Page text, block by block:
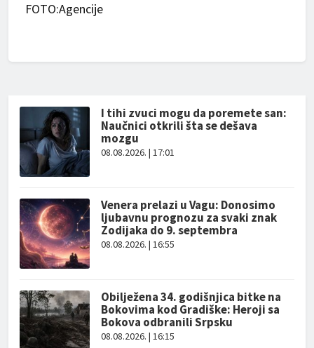
FOTO:Agencije
I tihi zvuci mogu da poremete san:
Naučnici otkrili šta se dešava
mozgu
08.08.2026. | 17:01
Venera prelazi u Vagu: Donosimo
ljubavnu prognozu za svaki znak
Zodijaka do 9. septembra
08.08.2026. | 16:55
Obilježena 34. godišnjica bitke na
Bokovima kod Gradiške: Heroji sa
Bokova odbranili Srpsku
08.08.2026. | 16:15